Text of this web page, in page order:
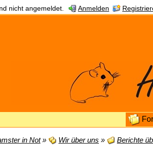
nicht angemeldet. Anmelden
in Not» Wir über uns » Berichte